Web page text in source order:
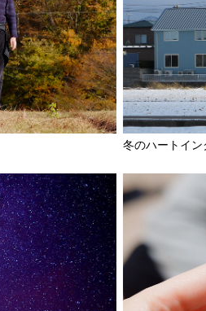
冬のハートイン